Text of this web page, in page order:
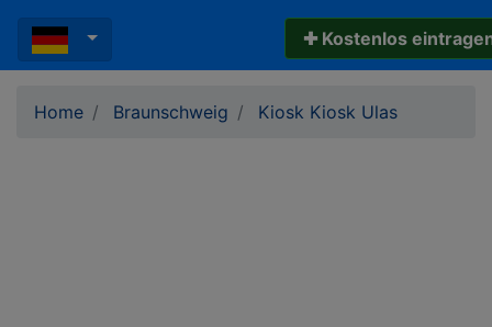
✚ Kostenlos
Home Braunschweig Kiosk Kiosk Ulas